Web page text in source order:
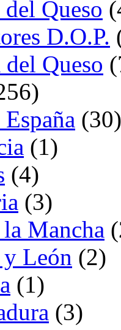
Queso
D.O.P.
Queso
(30)
(1)
(4)
(3)
Mancha
León (2)
(1)
(3)